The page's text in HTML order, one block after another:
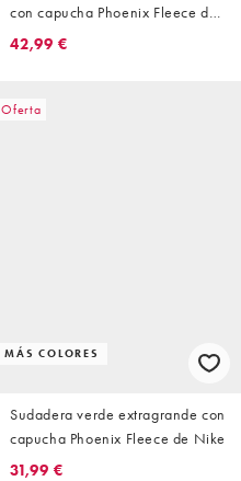
con capucha Phoenix Fleece de
Nike
42,99 €
Oferta
MÁS COLORES
Sudadera verde extragrande con
capucha Phoenix Fleece de Nike
31,99 €